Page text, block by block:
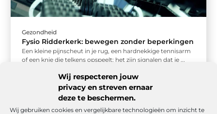
Wij respecteren jouw
privacy en streven ernaar
deze te beschermen.
Wij gebruiken cookies en vergelijkbare technologieën om inzicht te
Gezondheid
Fysio Ridderkerk: bewegen zonder beperkingen
Een kleine pijnscheut in je rug, een hardnekkige tennisarm
of een knie die telkens opspeelt: het zijn signalen dat je ...